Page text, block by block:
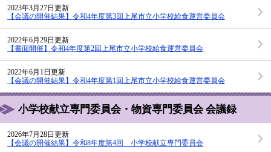
2023年3月27日更新
【会議の開催結果】令和4年度第3回上尾市立小学校給食運営委員会
2022年6月29日更新
【書面開催】令和4年度第2回上尾市立小学校給食運営委員会
2022年6月1日更新
【会議の開催結果】令和4年度第1回上尾市立小学校給食運営委員会
小学校献立専門委員会・物資専門委員会 会議録
2026年7月28日更新
【会議の開催結果】令和8年度第4回 小学校献立専門委員会